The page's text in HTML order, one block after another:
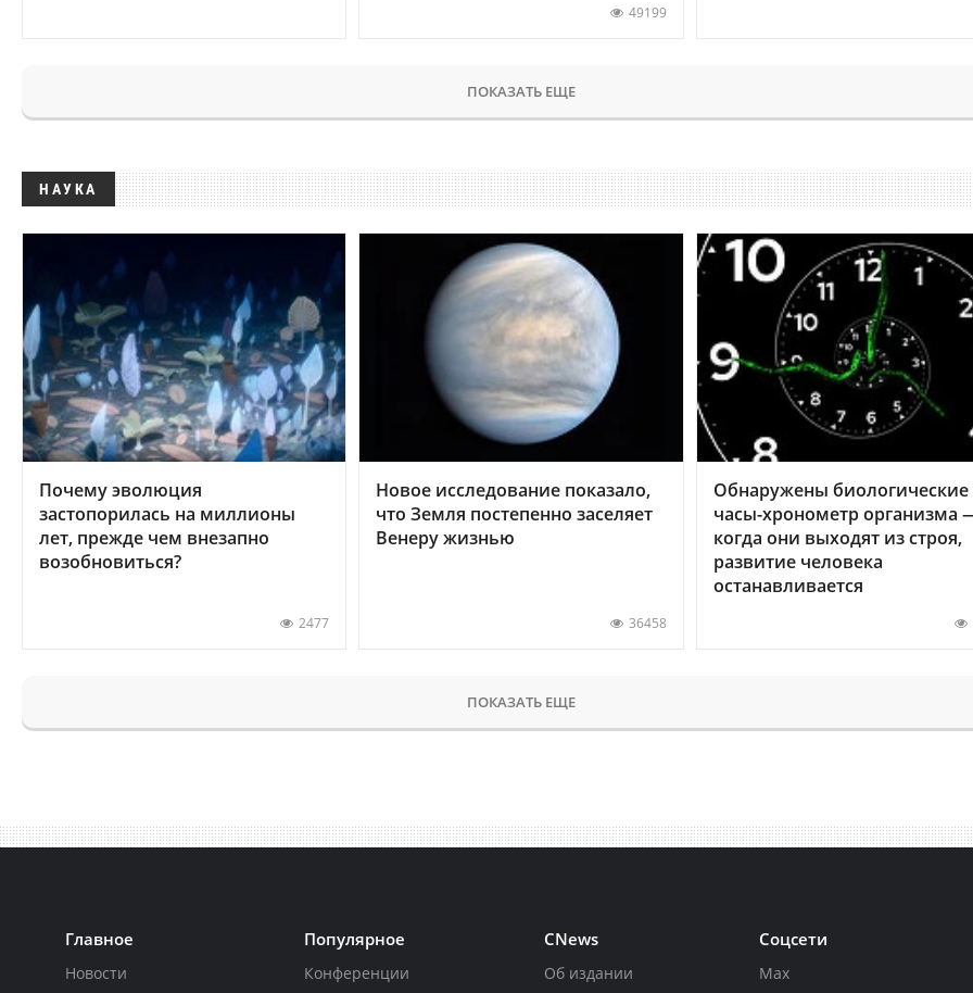
49199
ПОКАЗАТЬ ЕЩЕ
НАУКА
Почему эволюция
застопорилась на миллионы
лет, прежде чем внезапно
возобновиться?
2477
Новое исследование показало,
что Земля постепенно заселяет
Венеру жизнью
36458
Обнаружены биологические
часы-хронометр организма
когда они выходят из строя,
развитие человека
останавливается
ПОКАЗАТЬ ЕЩЕ
Главное
Новости
Популярное
Конференции
CNews
Об издании
Соцсети
Max